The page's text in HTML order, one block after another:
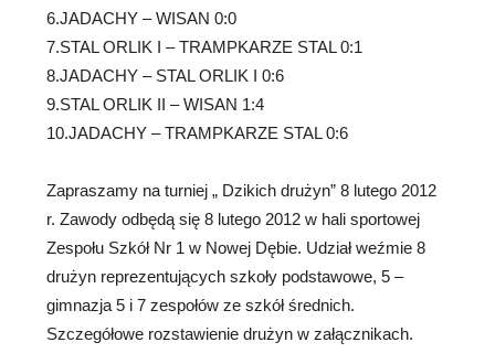
6.JADACHY – WISAN 0:0
7.STAL ORLIK I – TRAMPKARZE STAL 0:1
8.JADACHY – STAL ORLIK I 0:6
9.STAL ORLIK II – WISAN 1:4
10.JADACHY – TRAMPKARZE STAL 0:6
Zapraszamy na turniej „ Dzikich drużyn” 8 lutego 2012
r. Zawody odbędą się 8 lutego 2012 w hali sportowej
Zespołu Szkół Nr 1 w Nowej Dębie. Udział weźmie 8
drużyn reprezentujących szkoły podstawowe, 5 –
gimnazja 5 i 7 zespołów ze szkół średnich.
Szczegółowe rozstawienie drużyn w załącznikach.